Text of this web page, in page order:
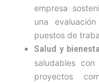
empresa
una
puestos de
Salud y
saludables
proyectos